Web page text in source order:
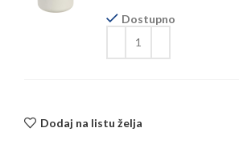
Dostupno
Dodaj na listu želja